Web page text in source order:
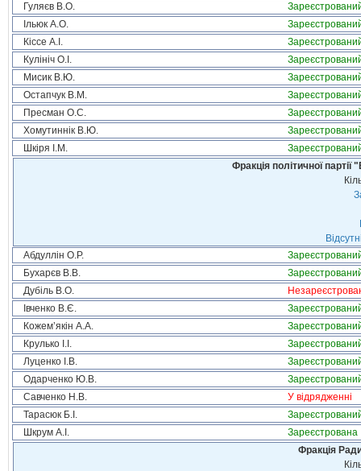
Гуляєв В.О.
Ільюк А.О.
Кіссе А.І.
Кулініч О.І.
Мисик В.Ю.
Остапчук В.М.
Пресман О.С.
Хомутиннік В.Ю.
Шкіря І.М.
Фракція політичної
Абдуллін О.Р.
Бухарєв В.В.
Дубіль В.О.
Івченко В.Є.
Кожем’якін А.А.
Крулько І.І.
Луценко І.В.
Одарченко Ю.В.
Савченко Н.В.
У відрядженні
Тарасюк Б.І.
Шкрум А.І.
Зареєстрована
Фракція